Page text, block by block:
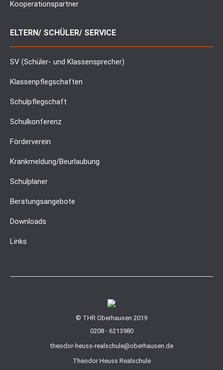
Kooperationspartner
ELTERN/ SCHÜLER/ SERVICE
SV (Schüler- und Klassensprecher)
Klassenpflegschaften
Schulpflegschaft
Schulkonferenz
Förderverein
Krankmeldung/Beurlaubung
Schulplaner
Beratungsangebote
Downloads
Links
© THR Oberhausen 2019
0208 - 6213980
theodor-heuss-realschule@oberhausen.de
Theodor Heuss Realschule